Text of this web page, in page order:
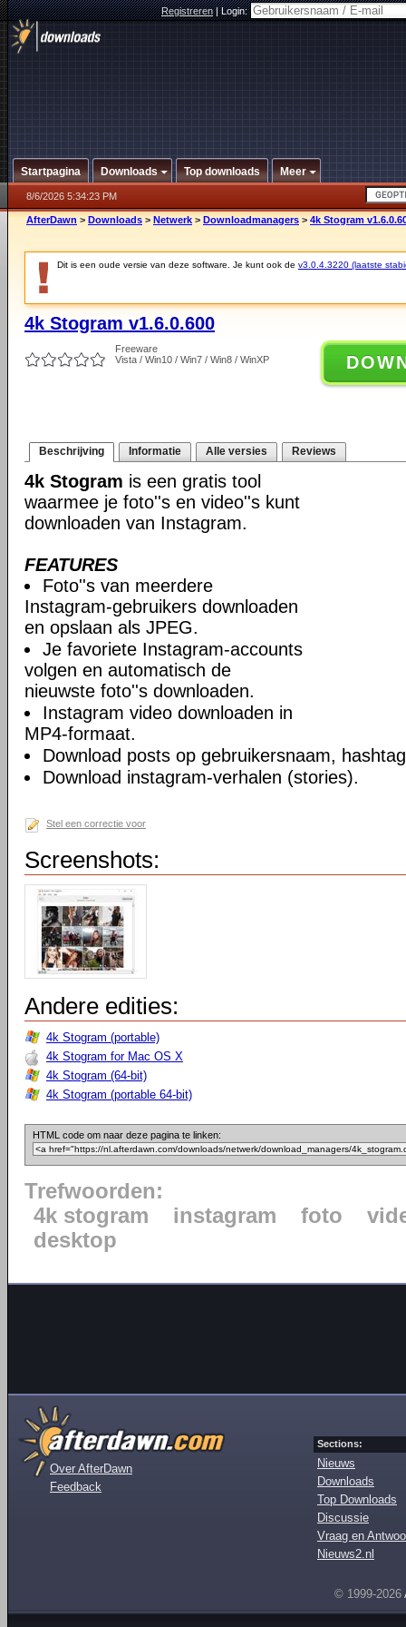
Registreren|Login:
Startpagina Downloads Top downloads Meer
8/6/2026 5:34:23 PM
AfterDawn > Downloads > Netwerk > Downloadmanagers > 4k Stogram
Dit is een oude versie van deze software. Je kunt ook de v3.0.4.3220 (laatste
4k Stogram v1.6.0.600
Freeware
Vista / Win10 / Win7 / Win8 / WinXP
Beschrijving Informatie Alle versies Reviews
4k Stogram is een gratis tool
waarmee je foto''s en video''s kunt
downloaden van Instagram.
FEATURES
Foto''s van meerdere
Instagram-gebruikers downloaden
en opslaan als JPEG.
Je favoriete Instagram-accounts
volgen en automatisch de
nieuwste foto''s downloaden.
Instagram video downloaden in
MP4-formaat.
Download posts op gebruikersnaam,
Download instagram-verhalen (stories).
Stel een correctie voor
Screenshots:
Andere edities:
4k Stogram (portable)
4k Stogram for Mac OS X
4k Stogram (64-bit)
4k Stogram (portable 64-bit)
HTML code om naar deze pagina te linken:
Trefwoorden:
4k stogram
instagram foto
desktop
Over AfterDawn
Feedback
Sections:
Nieuws
Downloads
Top Downloads
Discussie
Vraag en
Nieuws2.nl
© 1999-2026